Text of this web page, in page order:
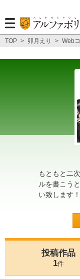
TOP > 卯月えり > Web
もともと二
ルを書こう
い致します
投稿作品
1件